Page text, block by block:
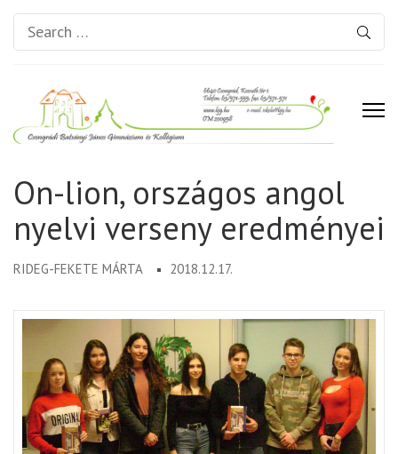
Search
for:
Gimnázium és Kollégium
On-lion, országos angol
nyelvi verseny eredményei
RIDEG-FEKETE MÁRTA 2018.12.17.